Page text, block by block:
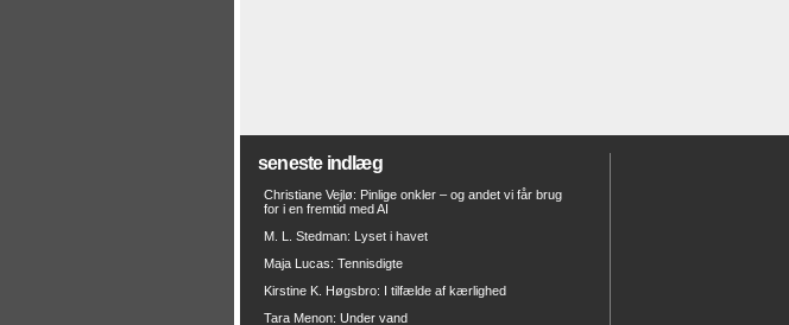
seneste indlæg
Christiane Vejlø: Pinlige onkler – og andet vi får brug
for i en fremtid med AI
M. L. Stedman: Lyset i havet
Maja Lucas: Tennisdigte
Kirstine K. Høgsbro: I tilfælde af kærlighed
Tara Menon: Under vand